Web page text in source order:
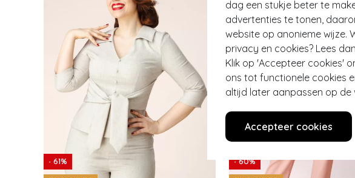
dag een stukje beter te
advertenties te tonen,
website op anonieme wijze.
privacy en cookies? Lees
Klik op 'Accepteer cookies'
ons tot functionele cookies
altijd later aanpassen op de
Accepteer cookies
- 61% - 60%